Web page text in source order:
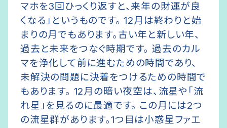
マホを3回ひっくり返すと、来年の財運が良
くなる」というものです。 12月は終わりと始
まりの月でもあります。古い年と新しい年、
過去と未来をつなぐ時期です。 過去のカル
マを浄化して前に進むための時間であり、
未解決の問題に決着をつけるための時間で
もあります。 12月の暗い夜空は、流星や「流
れ星」を見るのに最適です。 この月には2つ
の流星群があります。1つ目は小惑星ファエ